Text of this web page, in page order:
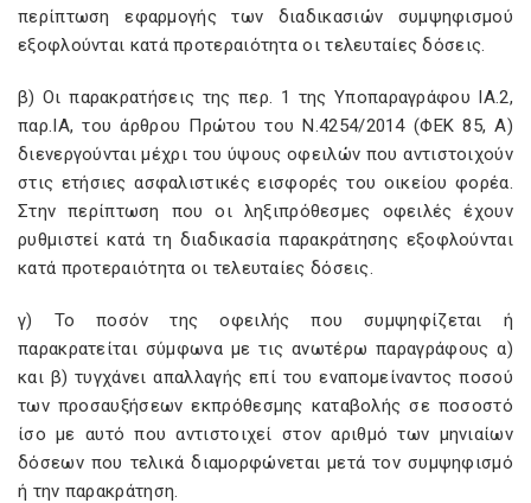
περίπτωση εφαρμογής των διαδικασιών συμψηφισμού
εξοφλούνται κατά προτεραιότητα οι τελευταίες δόσεις.
β) Οι παρακρατήσεις της περ. 1 της Υποπαραγράφου ΙΑ.2,
παρ.ΙΑ, του άρθρου Πρώτου του Ν.4254/2014 (ΦΕΚ 85, Α)
διενεργούνται μέχρι του ύψους οφειλών που αντιστοιχούν
στις ετήσιες ασφαλιστικές εισφορές του οικείου φορέα.
Στην περίπτωση που οι ληξιπρόθεσμες οφειλές έχουν
ρυθμιστεί κατά τη διαδικασία παρακράτησης εξοφλούνται
κατά προτεραιότητα οι τελευταίες δόσεις.
γ) Το ποσόν της οφειλής που συμψηφίζεται ή
παρακρατείται σύμφωνα με τις ανωτέρω παραγράφους α)
και β) τυγχάνει απαλλαγής επί του εναπομείναντος ποσού
των προσαυξήσεων εκπρόθεσμης καταβολής σε ποσοστό
ίσο με αυτό που αντιστοιχεί στον αριθμό των μηνιαίων
δόσεων που τελικά διαμορφώνεται μετά τον συμψηφισμό
ή την παρακράτηση.